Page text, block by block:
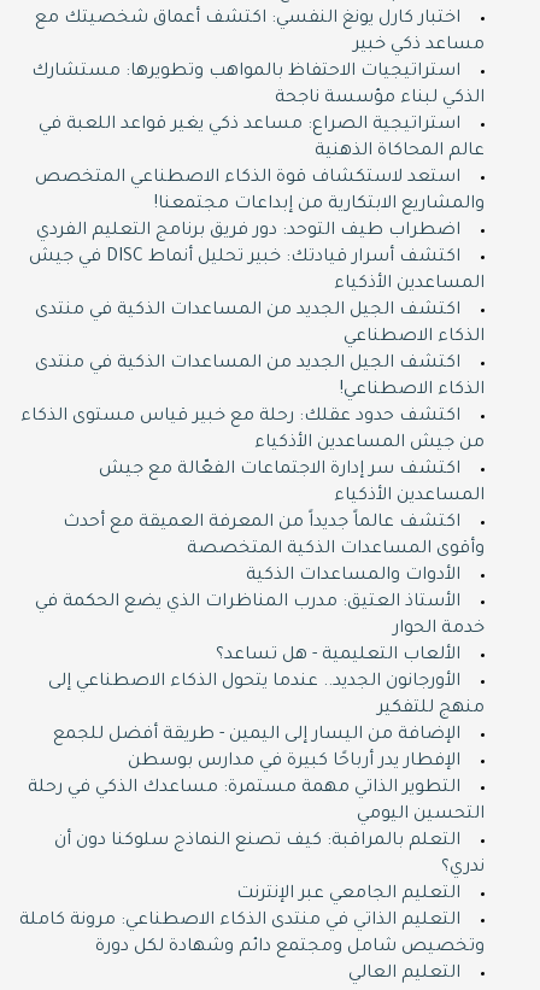
اختبار كارل يونغ النفسي: اكتشف أعماق شخصيتك مع
مساعد ذكي خبير
استراتيجيات الاحتفاظ بالمواهب وتطويرها: مستشارك
الذكي لبناء مؤسسة ناجحة
استراتيجية الصراع: مساعد ذكي يغير قواعد اللعبة في
عالم المحاكاة الذهنية
استعد لاستكشاف قوة الذكاء الاصطناعي المتخصص
والمشاريع الابتكارية من إبداعات مجتمعنا!
اضطراب طيف التوحد: دور فريق برنامج التعليم الفردي
اكتشف أسرار قيادتك: خبير تحليل أنماط DISC في جيش
المساعدين الأذكياء
اكتشف الجيل الجديد من المساعدات الذكية في منتدى
الذكاء الاصطناعي
اكتشف الجيل الجديد من المساعدات الذكية في منتدى
الذكاء الاصطناعي!
اكتشف حدود عقلك: رحلة مع خبير قياس مستوى الذكاء
من جيش المساعدين الأذكياء
اكتشف سر إدارة الاجتماعات الفعّالة مع جيش
المساعدين الأذكياء
اكتشف عالماً جديداً من المعرفة العميقة مع أحدث
وأقوى المساعدات الذكية المتخصصة
الأدوات والمساعدات الذكية
الأستاذ العتيق: مدرب المناظرات الذي يضع الحكمة في
خدمة الحوار
الألعاب التعليمية - هل تساعد؟
الأورجانون الجديد.. عندما يتحول الذكاء الاصطناعي إلى
منهج للتفكير
الإضافة من اليسار إلى اليمين - طريقة أفضل للجمع
الإفطار يدر أرباحًا كبيرة في مدارس بوسطن
التطوير الذاتي مهمة مستمرة: مساعدك الذكي في رحلة
التحسين اليومي
التعلم بالمراقبة: كيف تصنع النماذج سلوكنا دون أن
ندري؟
التعليم الجامعي عبر الإنترنت
التعليم الذاتي في منتدى الذكاء الاصطناعي: مرونة كاملة
وتخصيص شامل ومجتمع دائم وشهادة لكل دورة
التعليم العالي